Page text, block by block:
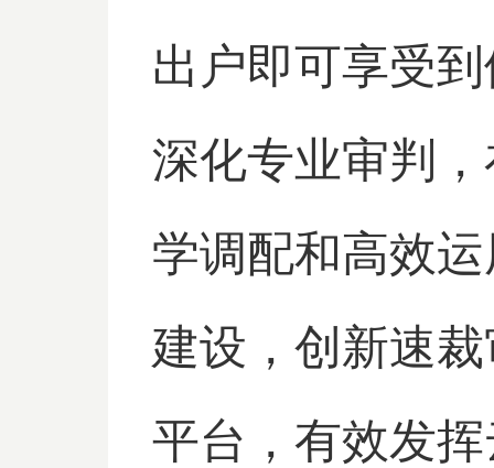
出户即可享受
深化专业审判
学调配和高效
建设，创新速
平台，有效发